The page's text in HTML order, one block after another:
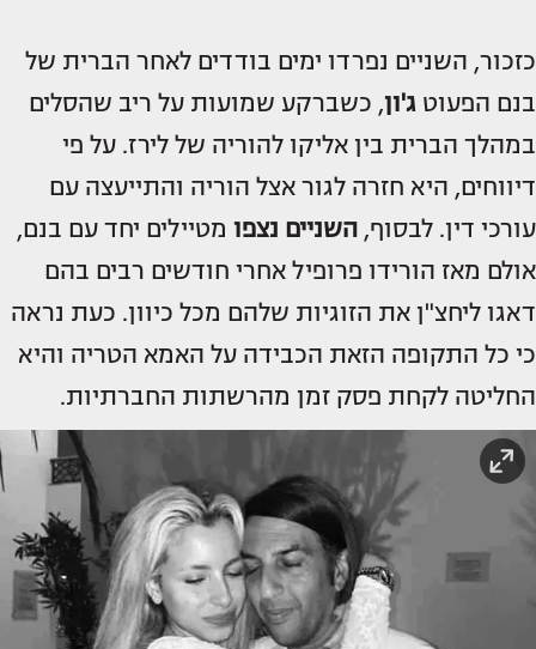
כזכור, השניים נפרדו ימים בודדים לאחר הברית של
בנם הפעוט ג'ון, כשברקע שמועות על ריב שהסלים
במהלך הברית בין אליקו להוריה של לירז. על פי
דיווחים, היא חזרה לגור אצל הוריה והתייעצה עם
עורכי דין. לבסוף, השניים נצפו מטיילים יחד עם בנם,
אולם מאז הורידו פרופיל אחרי חודשים רבים בהם
דאגו ליחצ"ן את הזוגיות שלהם מכל כיוון. כעת נראה
כי כל התקופה הזאת הכבידה על האמא הטריה והיא
החליטה לקחת פסק זמן מהרשתות החברתיות.